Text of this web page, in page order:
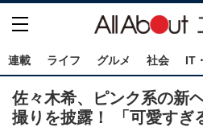
連載 ライフ グルメ 社会 IT
佐々木希、ピンク系の新
撮りを披露！ 「可愛すぎ